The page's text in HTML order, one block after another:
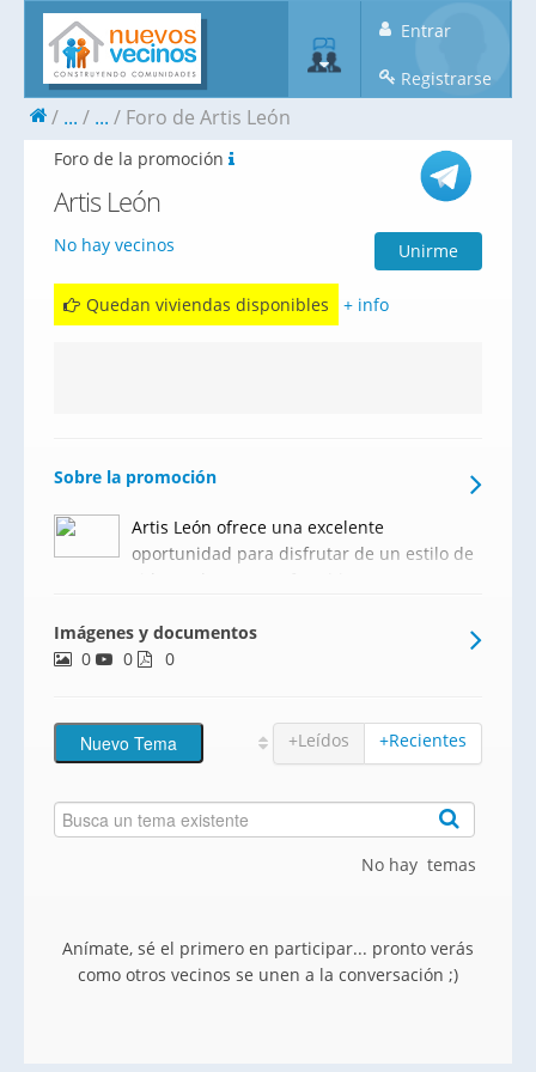
Entrar
Registrarse
... ... Foro de Artis León
Foro de la promoción
Artis León
No hay vecinos Unirme
Quedan viviendas disponibles + info
Sobre la promoción
Artis León ofrece una excelente
oportunidad para disfrutar de un estilo de
opciones de 2, 3 y 4 dormitorios,
diseñadas para maximizar el espacio y la
Imágenes y documentos
0
0 0
+Leídos +Recientes
No hay temas
Anímate, sé el primero en participar... pronto verás
como otros vecinos se unen a la conversación ;)